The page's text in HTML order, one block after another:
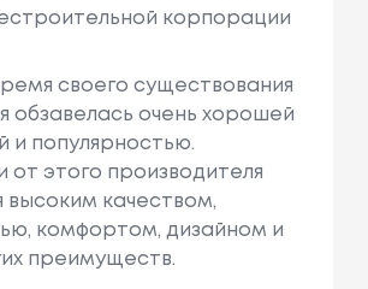
корпорации
своего существования
обзавелась очень хорошей
и популярностью.
от этого производителя
высоким качеством,
комфортом, дизайном и
преимуществ.